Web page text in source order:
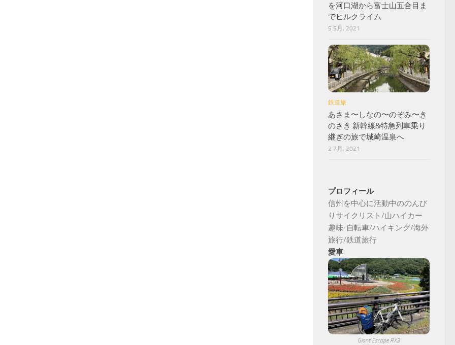
を河口湖から富士山五合目ま
でヒルクライム
5 5月, 2021
鉄道旅
あさま〜しなの〜のぞみ〜き
のさき 新幹線&特急列車乗り
継ぎの旅で城崎温泉へ
2 7月, 2021
プロフィール
信州を中心に活動中ののんび
りサイクリスト/山ハイカー
趣味: 自転車/ハイキング/海外
旅行/鉄道旅行
愛車
Giant Escape RX3